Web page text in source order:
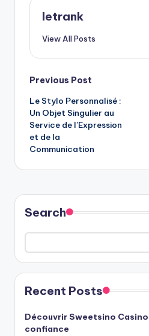
letrank
View All Posts
Post
navigation
Previous Post
Le Stylo Personnalisé :
Un Objet Singulier au
Service de l’Expression
et de la
Communication
Search
Recent Posts
Découvrir Sweetsino
confiance